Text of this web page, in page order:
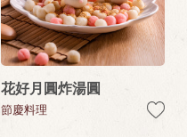
花好月圓炸湯圓
節慶料理